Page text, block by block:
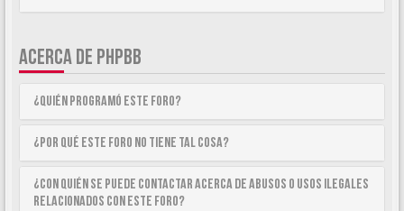
ACERCA DE PHPBB
¿Quién programó este foro?
¿Por qué este foro no tiene tal cosa?
¿Con quién se puede contactar acerca de abusos o usos ilegales
relacionados con este foro?